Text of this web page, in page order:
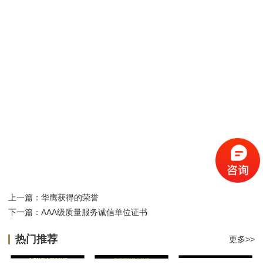
上一篇：华鹰获得的荣誉
下一篇：AAA级质量服务诚信单位证书
热门推荐 更多>>